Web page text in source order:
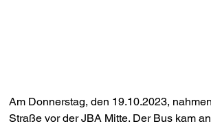
Am Donnerstag, den 19.10.2023,
Straße vor der JBA Mitte. Der Bus kam